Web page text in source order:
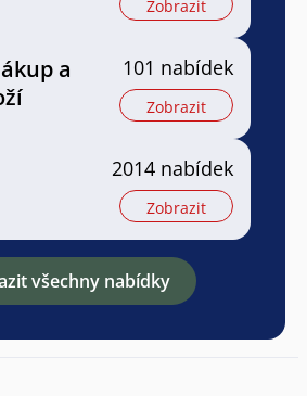
Zobrazit
a
101 nabídek
Zobrazit
2014 nabídek
Zobrazit
všechny nabídky